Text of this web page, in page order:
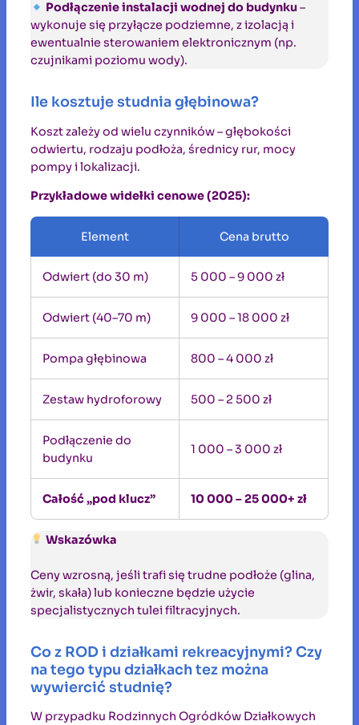
Podłączenie instalacji wodnej do budynku–
wykonuje się przyłącze podziemne, z izolacją i
ewentualnie sterowaniem elektronicznym (np.
czujnikami poziomu wody).
Ile kosztuje studnia głębinowa?
Koszt zależy od wielu czynników – głębokości
odwiertu, rodzaju podłoża, średnicy rur, mocy
pompy i lokalizacji.
Przykładowe widełki cenowe (2025):
Element Cena brutto
Odwiert (do 30 m) 5 000 – 9 000 zł
Odwiert (40–70 m) 9 000 – 18 000 zł
Pompa głębinowa 800 – 4 000 zł
Zestaw hydroforowy 500 – 2 500 zł
Podłączenie do
budynku
1 000 – 3 000 zł
Całość „pod klucz” 10 000 – 25 000+ zł
Wskazówka
Ceny wzrosną, jeśli trafi się trudne podłoże (glina,
żwir, skała) lub konieczne będzie użycie
specjalistycznych tulei filtracyjnych.
Co z ROD i działkami rekreacyjnymi? Czy
na tego typu działkach tez można
wywiercić studnię?
W przypadku Rodzinnych Ogródków Działkowych